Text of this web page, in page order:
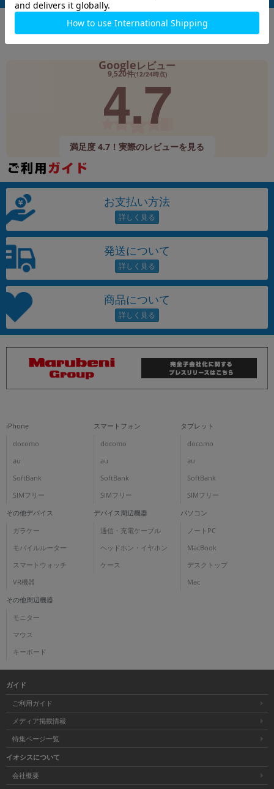
Googleレビュー
9,520件(12/24時点)
4.7
満足度 4.7！実際のレビューを見る
お支払い方法
発送について
商品について
iPhone
docomo
au
SoftBank
SIMフリー
スマートフォン
docomo
au
SoftBank
SIMフリー
タブレット
docomo
au
SoftBank
SIMフリー
その他デバイス
ガラケー
モバイルルーター
スマートウォッチ
VR機器
デバイス周辺機器
通信・充電ケーブル
ヘッドホン・イヤホン
ケース
パソコン
ノートPC
MacBook
デスクトップ
Mac
その他周辺機器
モニター
マウス
キーボード
ガイド
ご利用ガイド
メディア掲載情報
特集ページ一覧
イオシスについて
会社概要